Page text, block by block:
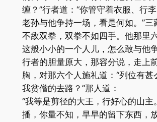
缠？”行者道：“你管守着衣服、行
老孙与他争持一场，看是何如。”三
不敌双拳，双拳不如四手。他那里
这般小小的一个人儿，怎么敢与他
行者的胆量原大，那容分说，走上
胸，对那六个人施礼道：“列位有甚
我贫僧的去路？”那人道：
“我等是剪径的大王，行好心的山主
播，你量不知，早早的留下东西，